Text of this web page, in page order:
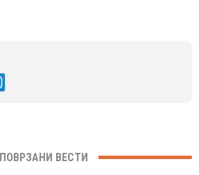
ПОВРЗАНИ ВЕСТИ